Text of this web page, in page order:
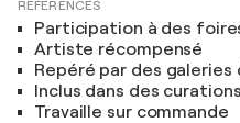
RÉFÉRENCES
Participation à des
Artiste récompensé
Repéré par des galeries
Inclus dans des
Travaille sur commande